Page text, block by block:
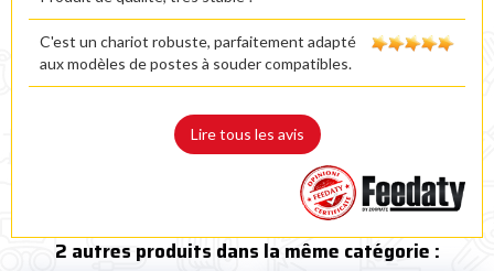
C'est un chariot robuste, parfaitement adapté
aux modèles de postes à souder compatibles.
Lire tous les avis
2 autres produits dans la même catégorie :